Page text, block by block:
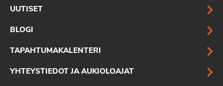
UUTISET
BLOGI
TAPAHTUMAKALENTERI
YHTEYSTIEDOT JA AUKIOLOAJAT